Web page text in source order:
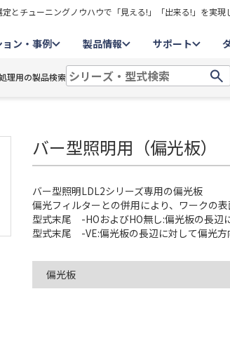
チューニングノウハウで「見える!」「出来る!」を実現
ン・事例 製品情報 サポート
理用の製品検索
バー型照明用（偏光板）
バー型照明LDL2シリーズ専用の偏光板
偏光フィルターとの併用により、ワークの
型式末尾 -HOおよびHO無し:偏光板の長辺
型式末尾 -VE:偏光板の長辺に対して偏光方
偏光板